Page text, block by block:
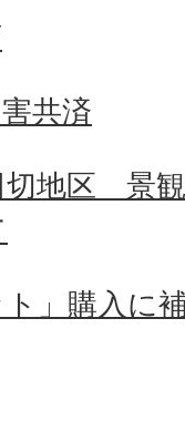
共済
地区 景
ト」購入に